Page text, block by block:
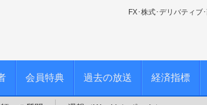
FX･株式･デリバティ
会員特典 過去の放送 経済指標